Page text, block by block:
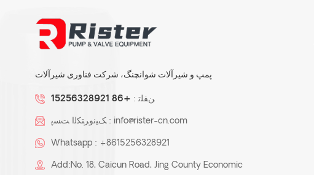
پمپ و شیرآلات شوانچنگ، شرکت فناوری شیرآلات
ﻦﻔﻠﺗ : +86 15256328921
ﮏﯿﻧﻭﺮﺘﮑﻟﺍ ﺖﺴﭘ : info@rister-cn.com
Whatsapp : +8615256328921
Add:No. 18, Caicun Road, Jing County Economic